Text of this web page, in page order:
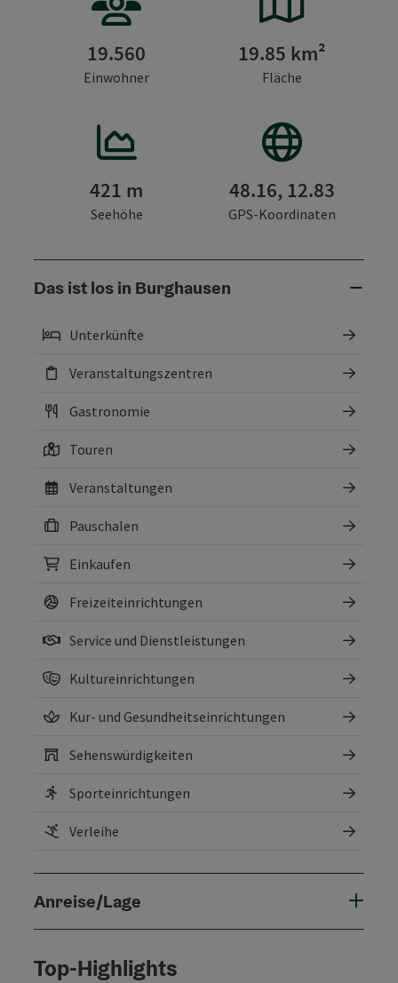
19.560
Einwohner
19.85 km²
Fläche
421 m
Seehöhe
48.16, 12.83
GPS-Koordinaten
Das ist los in Burghausen
Unterkünfte
Veranstaltungszentren
Gastronomie
Touren
Veranstaltungen
Pauschalen
Einkaufen
Freizeiteinrichtungen
Service und Dienstleistungen
Kultureinrichtungen
Kur- und Gesundheitseinrichtungen
Sehenswürdigkeiten
Sporteinrichtungen
Verleihe
Anreise/Lage
Top-Highlights